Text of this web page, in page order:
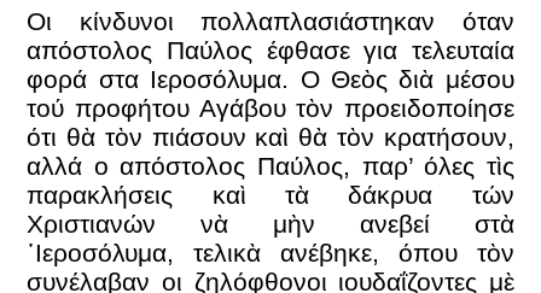
Οι κίνδυνοι πολλαπλασιάστηκαν όταν
απόστολος Παύλος έφθασε για τελευταία
φορά στα Ιεροσόλυμα. Ο Θεὸς διὰ μέσου
τού προφήτου Αγάβου τὸν προειδοποίησε
ότι θὰ τὸν πιάσουν καὶ θὰ τὸν κρατήσουν,
αλλά ο απόστολος Παύλος, παρ’ όλες τὶς
παρακλήσεις καὶ τὰ δάκρυα τών
Χριστιανών νὰ μὴν ανεβεί στὰ
᾿Ιεροσόλυμα, τελικὰ ανέβηκε, όπου τὸν
συνέλαβαν οι ζηλόφθονοι ιουδαΐζοντες μὲ